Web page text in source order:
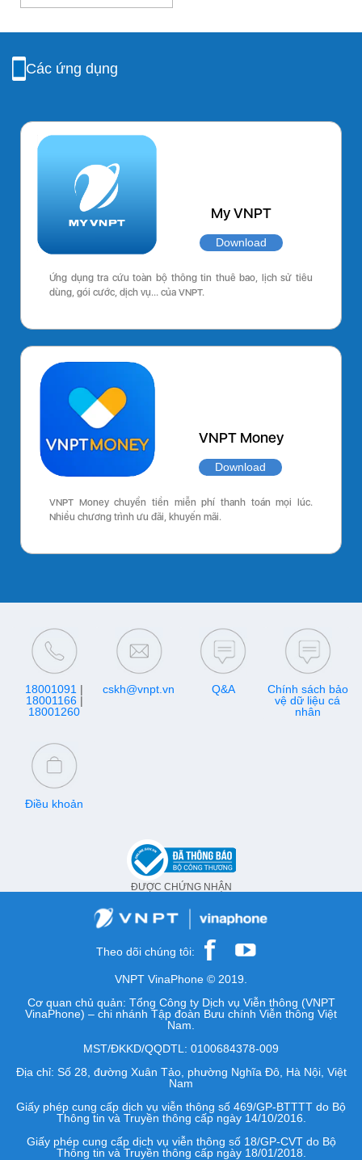
Các ứng dụng
My VNPT
Download
Ứng dụng tra cứu toàn bộ thông tin thuê bao, lịch sử tiêu
dùng, gói cước, dịch vụ… của VNPT.
VNPT Money
Download
VNPT Money chuyển tiền miễn phí thanh toán mọi lúc.
Nhiều chương trình ưu đãi, khuyến mãi.
18001091 |
18001166|
18001260
cskh@vnpt.vn Q&A
Chính sách bảo
vệ dữ liệu cá
nhân
Điều khoản
ĐƯỢC CHỨNG NHẬN
Theo dõi chúng tôi:
VNPT VinaPhone © 2019.
Cơ quan chủ quản: Tổng Công ty Dịch vụ Viễn thông (VNPT
VinaPhone) – chi nhánh Tập đoàn Bưu chính Viễn thông Việt
Nam.
MST/ĐKKD/QQDTL: 0100684378-009
Địa chỉ: Số 28, đường Xuân Tảo, phường Nghĩa Đô, Hà Nội, Việt
Nam
Giấy phép cung cấp dịch vụ viễn thông số 469/GP-BTTTT do Bộ
Thông tin và Truyền thông cấp ngày 14/10/2016.
Giấy phép cung cấp dịch vụ viễn thông số 18/GP-CVT do Bộ
Thông tin và Truyền thông cấp ngày 18/01/2018.